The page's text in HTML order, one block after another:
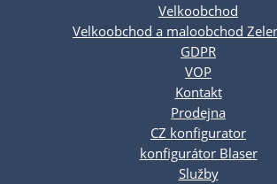
Velkoobchod
Velkoobchod a maloobchod
GDPR
VOP
Kontakt
Prodejna
CZ konfigurator
konfigurátor Blaser
Služby